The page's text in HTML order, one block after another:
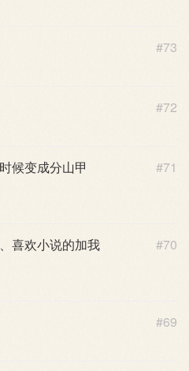
#73
#72
#71
候变成分山甲
#70
喜欢小说的加我
#69